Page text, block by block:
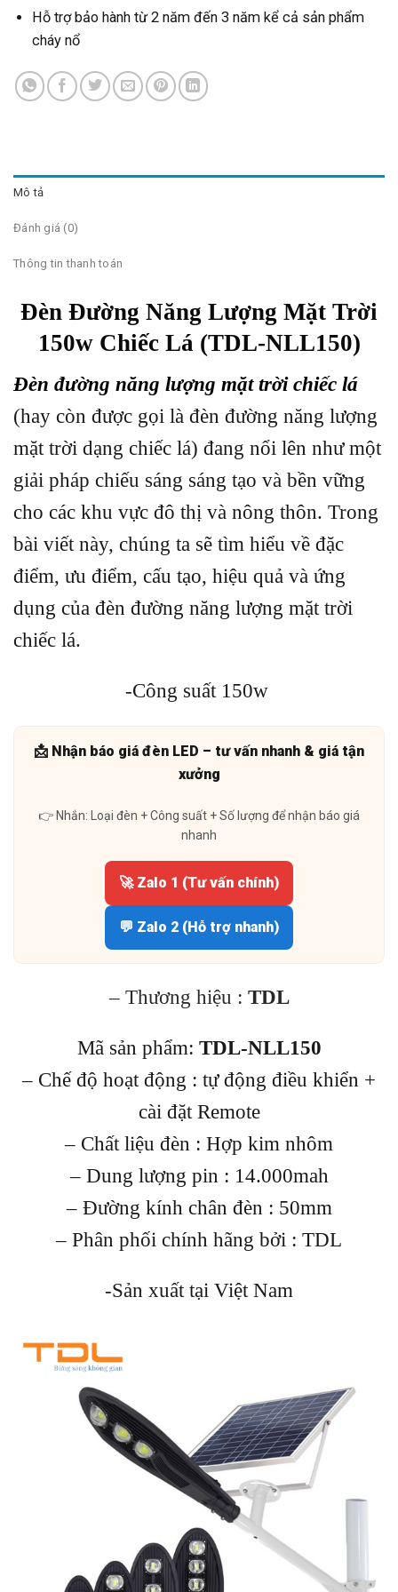
Hỗ trợ bảo hành từ 2 năm đến 3 năm kể cả sản phẩm
cháy nổ
Mô tả
Đánh giá (0)
Thông tin thanh toán
Đèn Đường Năng Lượng Mặt Trời
150w Chiếc Lá (TDL-NLL150)
Đèn đường năng lượng mặt trời chiếc lá
(hay còn được gọi là đèn đường năng lượng
mặt trời dạng chiếc lá) đang nổi lên như một
giải pháp chiếu sáng sáng tạo và bền vững
cho các khu vực đô thị và nông thôn. Trong
bài viết này, chúng ta sẽ tìm hiểu về đặc
điểm, ưu điểm, cấu tạo, hiệu quả và ứng
dụng của đèn đường năng lượng mặt trời
chiếc lá.
-Công suất 150w
📩 Nhận báo giá đèn LED – tư vấn nhanh & giá tận
xưởng
👉 Nhắn: Loại đèn + Công suất + Số lượng để nhận báo giá
nhanh
🚀 Zalo 1 (Tư vấn chính)
💬 Zalo 2 (Hỗ trợ nhanh)
– Thương hiệu : TDL
Mã sản phẩm: TDL-NLL150
– Chế độ hoạt động : tự động điều khiển +
cài đặt Remote
– Chất liệu đèn : Hợp kim nhôm
– Dung lượng pin : 14.000mah
– Đường kính chân đèn : 50mm
– Phân phối chính hãng bởi : TDL
-Sản xuất tại Việt Nam